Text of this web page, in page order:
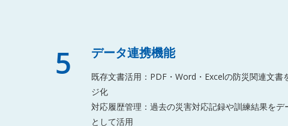
5 データ連携機能
既存文書活用：PDF・Word・Excelの防災関連文書
ジ化
対応履歴管理：過去の災害対応記録や訓練結果を
として活用